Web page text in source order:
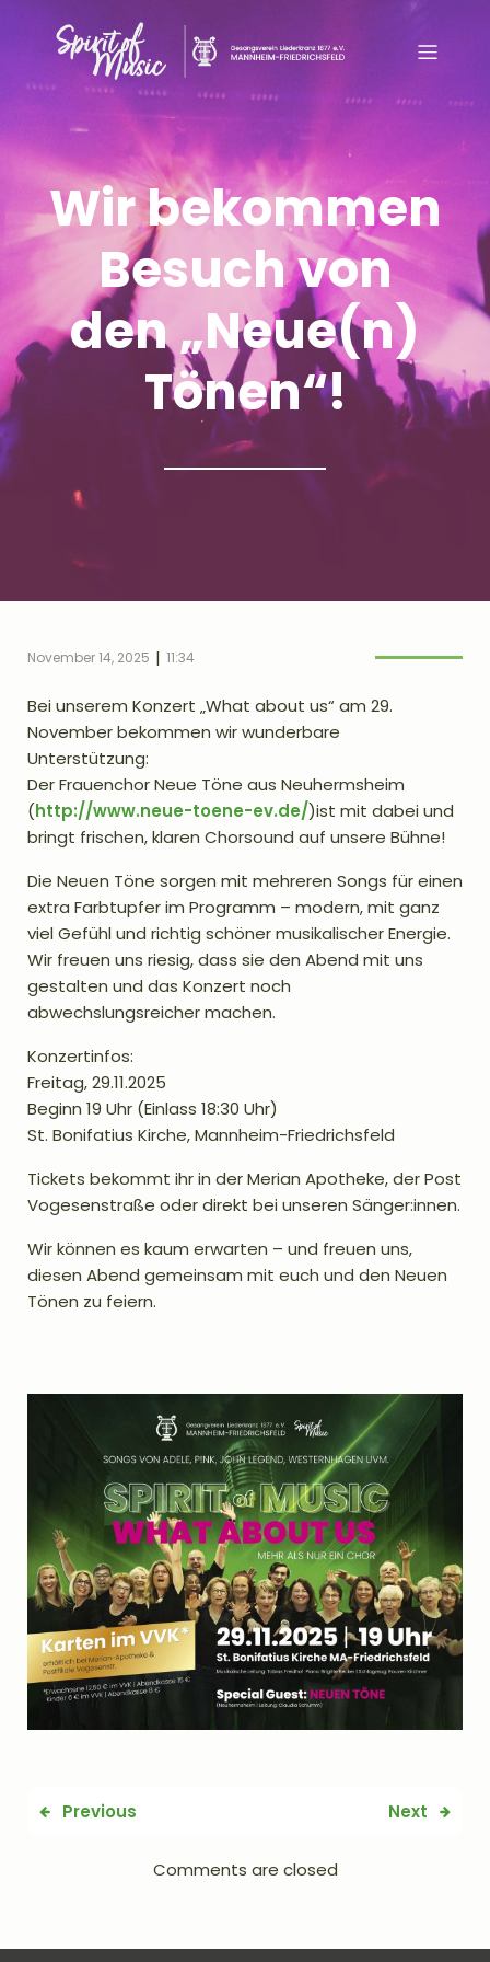
Wir bekommen
Besuch von
den „Neue(n)
Tönen“!
November 14, 2025 | 11:34
Bei unserem Konzert „What about us“ am 29.
November bekommen wir wunderbare
Unterstützung:
Der Frauenchor Neue Töne aus Neuhermsheim
(http://www.neue-toene-ev.de/)ist mit dabei und
bringt frischen, klaren Chorsound auf unsere Bühne!
Die Neuen Töne sorgen mit mehreren Songs für einen
extra Farbtupfer im Programm – modern, mit ganz
viel Gefühl und richtig schöner musikalischer Energie.
Wir freuen uns riesig, dass sie den Abend mit uns
gestalten und das Konzert noch
abwechslungsreicher machen.
Konzertinfos:
Freitag, 29.11.2025
Beginn 19 Uhr (Einlass 18:30 Uhr)
St. Bonifatius Kirche, Mannheim-Friedrichsfeld
Tickets bekommt ihr in der Merian Apotheke, der Post
Vogesenstraße oder direkt bei unseren Sänger:innen.
Wir können es kaum erwarten – und freuen uns,
diesen Abend gemeinsam mit euch und den Neuen
Tönen zu feiern.
Previous Next
Comments are closed